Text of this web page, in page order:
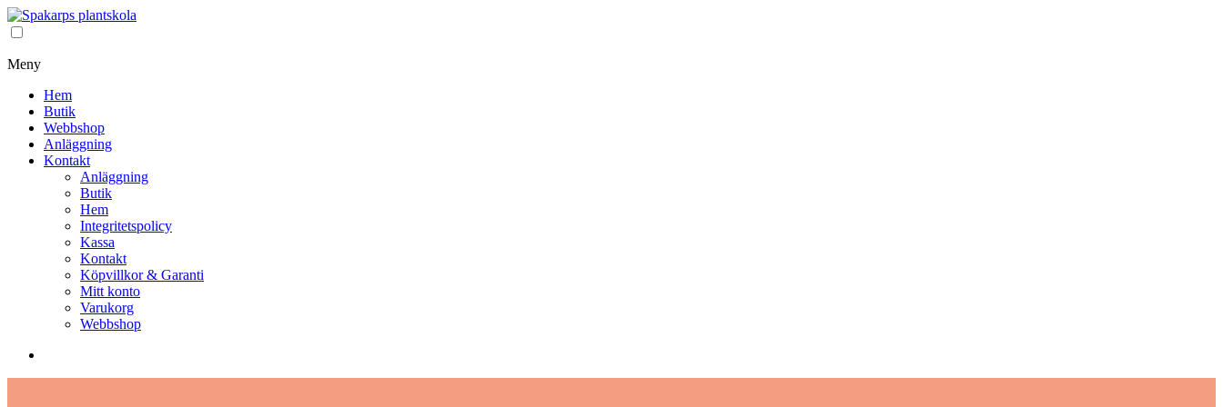
Meny
Hem
Butik
Webbshop
Anläggning
Kontakt
Anläggning
Butik
Hem
Integritetspolicy
Kassa
Kontakt
Köpvillkor & Garanti
Mitt konto
Varukorg
Webbshop